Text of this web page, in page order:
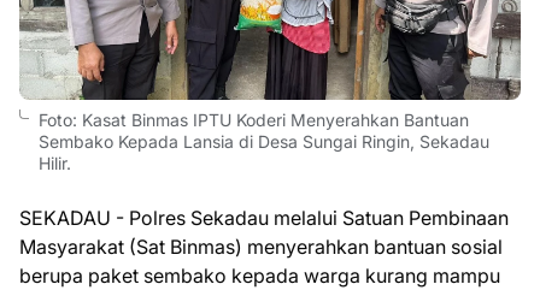
Foto: Kasat Binmas IPTU Koderi Menyerahkan Bantuan
Sembako Kepada Lansia di Desa Sungai Ringin, Sekadau
Hilir.
SEKADAU - Polres Sekadau melalui Satuan Pembinaan
Masyarakat (Sat Binmas) menyerahkan bantuan sosial
berupa paket sembako kepada warga kurang mampu